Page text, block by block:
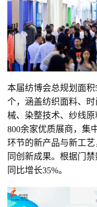
本届纺博会总规划面
个，涵盖纺织面料、
械、染整技术、纱线
800余家优质展商，集
环节的新产品与新工
同创新成果。根据门
同比增长35%。